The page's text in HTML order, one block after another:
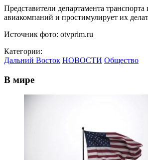
Представители департамента
авиакомпаний и простимулирует их
Источник фото: otvprim.ru
Категории:
Дальний Восток НОВОСТИ Общество
В мире